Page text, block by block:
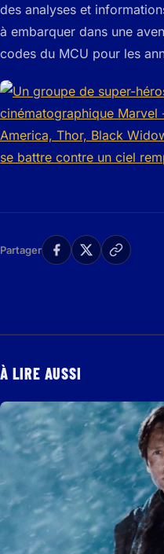
des analyses et
à embarquer dans une
codes du MCU pour les
Partager
À LIRE AUSSI